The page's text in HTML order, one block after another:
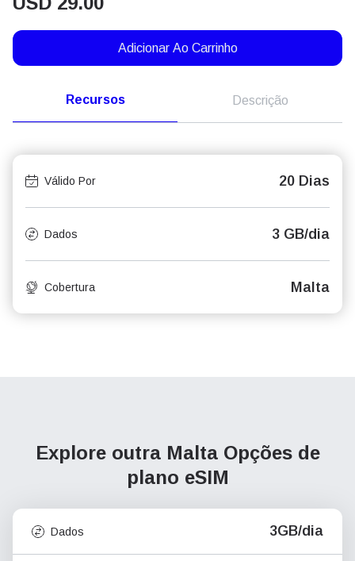
Adicionar Ao Carrinho
Recursos Descrição
Válido Por 20 Dias
Dados 3 GB/dia
Cobertura Malta
Explore outra Malta Opções de
plano eSIM
Dados 3GB/dia